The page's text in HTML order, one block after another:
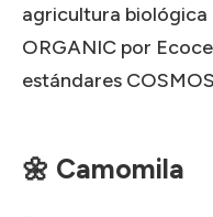
agricultura
ORGANIC por
estándares
🌼 Camomila